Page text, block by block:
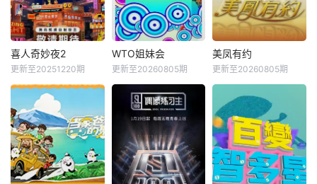
喜人奇妙夜2
更新至20251220期
WTO姐妹会
更新至20260805期
美凤有约
更新至20260805期